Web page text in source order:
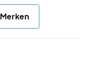
Merken